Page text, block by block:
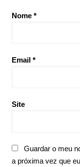
Nome *
Email *
Site
Guardar o meu
a próxima vez que